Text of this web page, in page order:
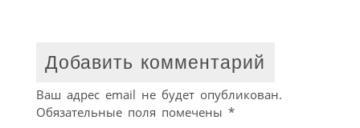
Добавить комментарий
Ваш адрес email не будет опубликован.
Обязательные поля помечены *